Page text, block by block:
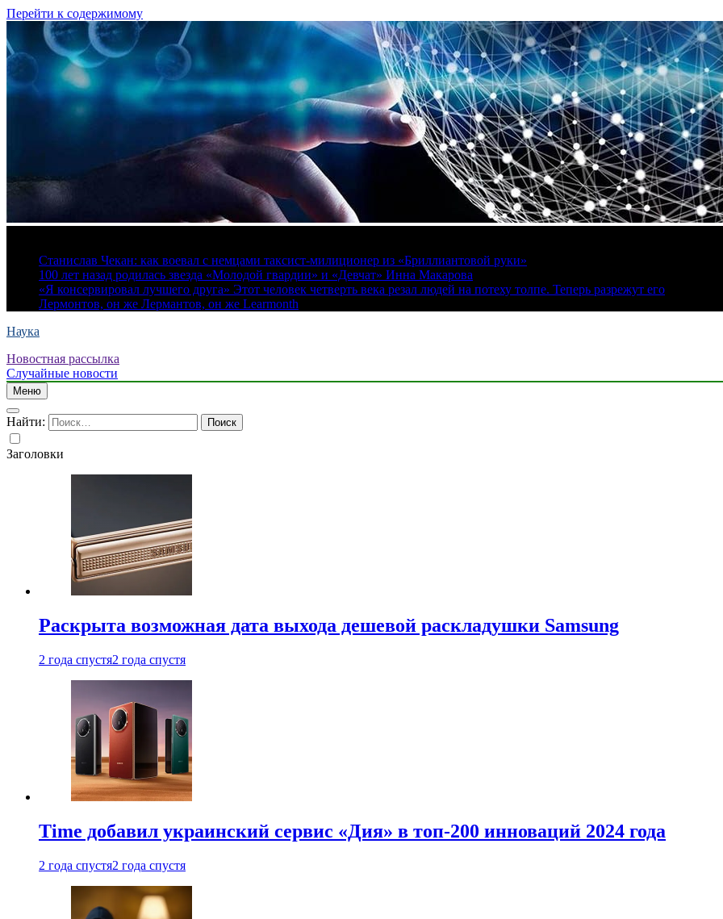
Перейти к содержимому
Станислав Чекан: как воевал с немцами таксист-милиционер из «Бриллиантовой руки»
100 лет назад родилась звезда «Молодой гвардии» и «Девчат» Инна Макарова
«Я консервировал лучшего друга» Этот человек четверть века резал людей на потеху толпе. Теперь разрежут его
Лермонтов, он же Лермантов, он же Learmonth
Наука
Новостная рассылка
Случайные новости
Меню
Найти:
Заголовки
Раскрыта возможная дата выхода дешевой раскладушки Samsung
2 года спустя2 года спустя
Time добавил украинский сервис «Дия» в топ-200 инноваций 2024 года
2 года спустя2 года спустя